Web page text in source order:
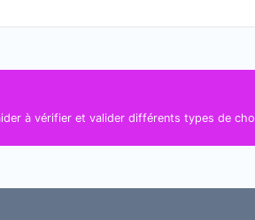
à vérifier et valider différents types de